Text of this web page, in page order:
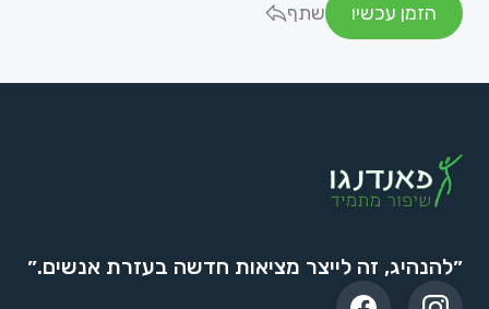
הזמן עכשיו
שתף
״להנהיג, זה לייצר מציאות חדשה בעזרת אנשים.״